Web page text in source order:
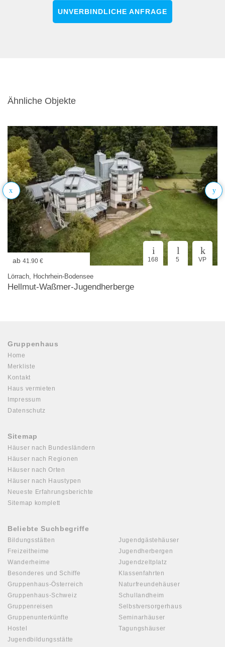
UNVERBINDLICHE ANFRAGE
Ähnliche Objekte
ab 41.90 € 168 5 VP
Lörrach, Hochrhein-Bodensee
Hellmut-Waßmer-Jugendherberge
Gruppenhaus
Home
Merkliste
Kontakt
Haus vermieten
Impressum
Datenschutz
Sitemap
Häuser nach Bundesländern
Häuser nach Regionen
Häuser nach Orten
Häuser nach Haustypen
Neueste Erfahrungsberichte
Sitemap komplett
Beliebte Suchbegriffe
Bildungsstätten
Freizeitheime
Wanderheime
Besonderes und Schiffe
Gruppenhaus-Österreich
Gruppenhaus-Schweiz
Gruppenreisen
Gruppenunterkünfte
Hostel
Jugendbildungsstätte
Jugendgästehäuser
Jugendherbergen
Jugendzeltplatz
Klassenfahrten
Naturfreundehäuser
Schullandheim
Selbstversorgerhaus
Seminarhäuser
Tagungshäuser